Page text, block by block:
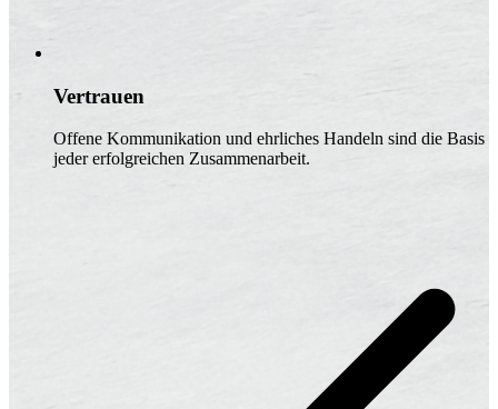
Vertrauen
Offene Kommunikation und ehrliches Handeln sind die Basis
jeder erfolgreichen Zusammenarbeit.